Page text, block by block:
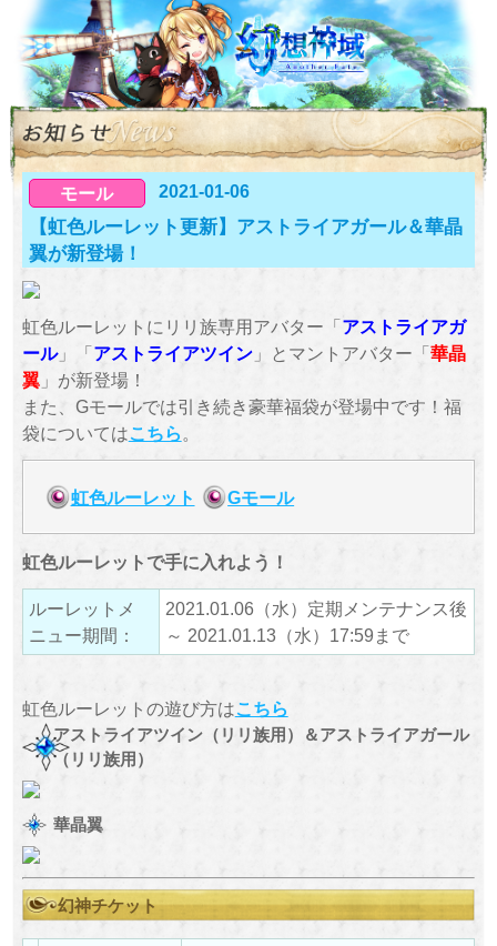
モール 2021-01-06
【虹色ルーレット更新】アストライアガール＆華晶
翼が新登場！
虹色ルーレットにリリ族専用アバター「アストライアガ
ール」「アストライアツイン」とマントアバター「華晶
翼」が新登場！
また、Gモールでは引き続き豪華福袋が登場中です！福
袋についてはこちら 。
虹色ルーレット Gモール
虹色ルーレットで手に入れよう！
ルーレットメ
ニュー期間：
2021.01.06（水）定期メンテナンス後
～ 2021.01.13（水）17:59まで
虹色ルーレットの遊び方はこちら
アストライアツイン（リリ族用）＆アストライアガール
（リリ族用）
華晶翼
幻神チケット